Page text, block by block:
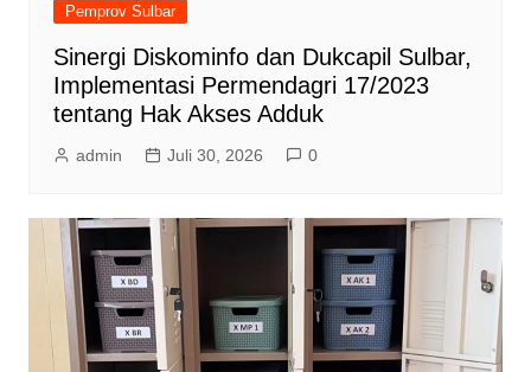
Pemprov Sulbar
Sinergi Diskominfo dan Dukcapil Sulbar,
Implementasi Permendagri 17/2023
tentang Hak Akses Adduk
admin Juli 30, 2026 0